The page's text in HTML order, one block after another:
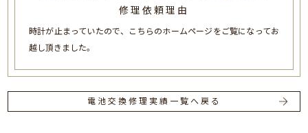
修理依頼理由
時計が止まっていたので、こちらのホームページをご覧になってお
越し頂きました。
電池交換修理実績一覧へ戻る